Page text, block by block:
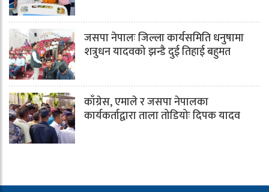
जसपा नेपालः जिल्ला कार्यसमिति धनुषामा
शत्रुधन यादवको झन्डै दुई तिहाई बहुमत
काँग्रेस, एमाले र जसपा नेपालका
कार्यकर्ताद्वारा ताला तोडियोः दिपक यादव